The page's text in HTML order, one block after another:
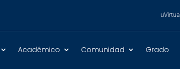
uVirtual
Académico Comunidad Grado